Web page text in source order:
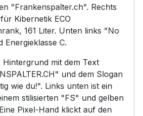
"Frankenspalter.ch". Rechts
Kibernetik ECO
161 Liter. Unten links "No
Energieklasse C.
Hintergrund mit dem Text
und dem Slogan
wie du!". Links unten ist ein
stilisierten "FS" und gelben
Pixel-Hand klickt auf den